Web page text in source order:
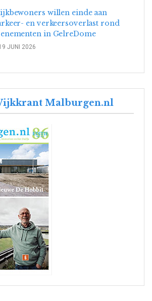
willen einde aan
en verkeersoverlast rond
in GelreDome
JUNI 2026
Malburgen.nl